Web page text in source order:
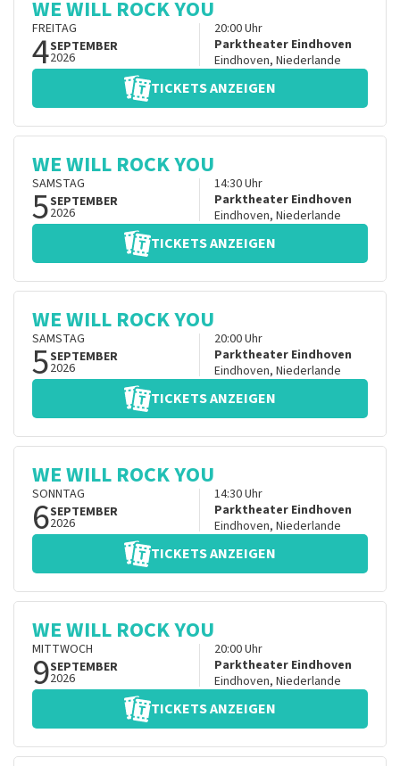
WE WILL ROCK YOU
FREITAG
4SEPTEMBER
2026
20:00Uhr
Parktheater Eindhoven
Eindhoven, Niederlande
TICKETS ANZEIGEN
WE WILL ROCK YOU
SAMSTAG
5SEPTEMBER
2026
14:30Uhr
Parktheater Eindhoven
Eindhoven, Niederlande
TICKETS ANZEIGEN
WE WILL ROCK YOU
SAMSTAG
5SEPTEMBER
2026
20:00Uhr
Parktheater Eindhoven
Eindhoven, Niederlande
TICKETS ANZEIGEN
WE WILL ROCK YOU
SONNTAG
6SEPTEMBER
2026
14:30Uhr
Parktheater Eindhoven
Eindhoven, Niederlande
TICKETS ANZEIGEN
WE WILL ROCK YOU
MITTWOCH
9SEPTEMBER
2026
20:00Uhr
Parktheater Eindhoven
Eindhoven, Niederlande
TICKETS ANZEIGEN